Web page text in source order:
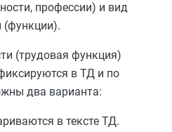
профессии) и вид
(функции).
(трудовая функция)
в ТД и по
два варианта:
в тексте ТД.